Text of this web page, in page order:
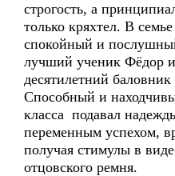
строгость, а
только кряхтел. В
спокойный и
лучший ученик Фёдор
десятилетний
Способный и
класса подавал
переменным успехом,
получая стимулы в
отцовского ремня.